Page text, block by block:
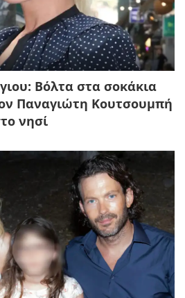
Βόλτα στα σοκάκια
Παναγιώτη Κουτσουμπή
νησί